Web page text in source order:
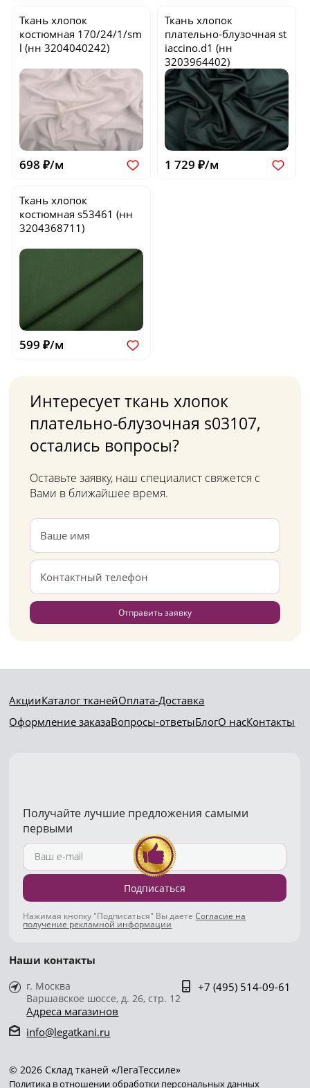
Ткань хлопок
костюмная 170/24/1/sm
l (нн 3204040242)
698 ₽/м
Ткань хлопок
плательно-блузочнаяst
iaccino.d1 (нн
3203964402)
1 729 ₽/м
Ткань хлопок
костюмнаяs53461 (нн
3204368711)
599 ₽/м
Интересует ткань хлопок
плательно-блузочная s03107,
остались вопросы?
Оставьте заявку, наш специалист свяжется с
Вами в ближайшее время.
Отправить заявку
АкцииКаталог тканейОплата-Доставка
Оформление заказаВопросы-ответыБлогО насКонтакты
Получайте лучшие предложения самыми
первыми
Подписаться
Нажимая кнопку "Подписаться" Вы даетеСогласие на
получение рекламной информации
Наши контакты
г. Москва
Варшавское шоссе, д. 26, стр. 12
Адреса магазинов
+7 (495) 514-09-61
info@legatkani.ru
© 2026 Склад тканей «ЛегаТессиле»
Политика в отношении обработки персональных данных